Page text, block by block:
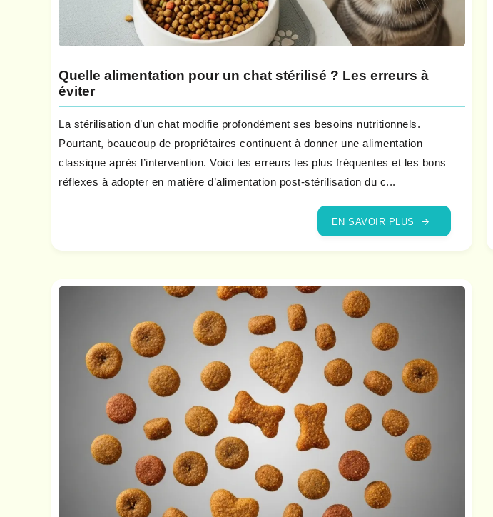
Quelle alimentation pour un chat stérilisé ? Les erreurs à
éviter
La stérilisation d’un chat modifie profondément ses besoins nutritionnels.
Pourtant, beaucoup de propriétaires continuent à donner une alimentation
classique après l’intervention. Voici les erreurs les plus fréquentes et les bons
réflexes à adopter en matière d’alimentation post-stérilisation du c...
EN SAVOIR PLUS